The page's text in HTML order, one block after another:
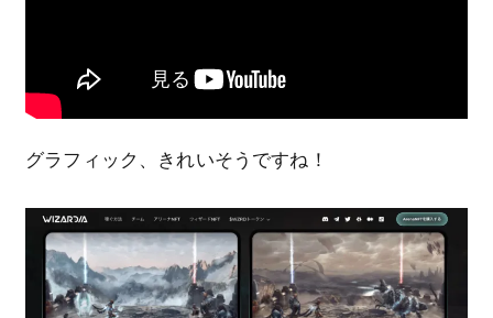
グラフィック、きれいそうですね！